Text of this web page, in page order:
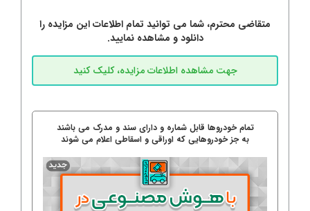
متقاضی محترم، شما می توانید تمام اطلاعات این مزایده را
دانلود و مشاهده نمایید.
تمام خودروها قابل شماره و دارای سند و مدرک می باشند
به جز خودروهایی که اوراقی و اسقاطی اعلام می شوند